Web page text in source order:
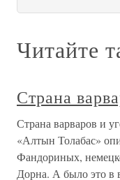
Читайте
Страна
Страна варваров и
«Алтын Толабас»
Фандориных,
Дорна. А было это в